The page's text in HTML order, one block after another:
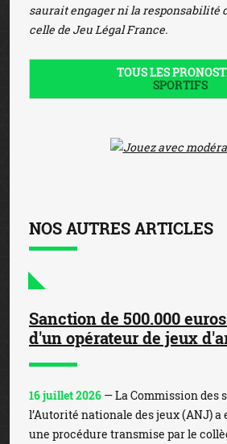
saurait engager ni la responsabilité
celle de Jeu Légal France.
TOUS LES
SPORTIFS
NOS AUTRES ARTICLES
Sanction de 500.000
d'un opérateur de jeux
16 juillet 2026 — La Commission des
l’Autorité nationale des jeux (ANJ)
une procédure transmise par le